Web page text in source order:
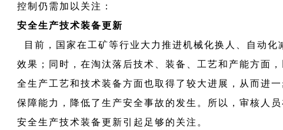
控制仍需加以关注：
安全生产技术装备更新
目前，国家在工矿等行业大力推进机械化换人、自动化
效果；同时，在淘汰落后技术、装备、工艺和产能方面
全生产工艺和技术装备方面也取得了较大进展，从而进
保障能力，降低了生产安全事故的发生。所以，审核人
安全生产技术装备更新引起足够的关注。